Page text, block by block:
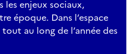
les enjeux sociaux,
époque. Dans l’espace
au long de l’année des